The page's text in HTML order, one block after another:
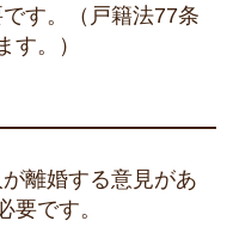
す。（戸籍法77条
す。）
離婚する意見があ
要です。